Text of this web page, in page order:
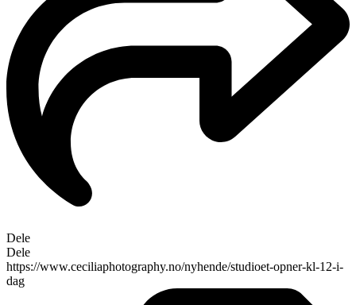
Dele
Dele
https://www.ceciliaphotography.no/nyhende/studioet-opner-kl-12-i-
dag